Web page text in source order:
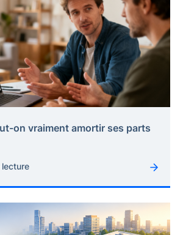
on vraiment amortir ses parts
lecture